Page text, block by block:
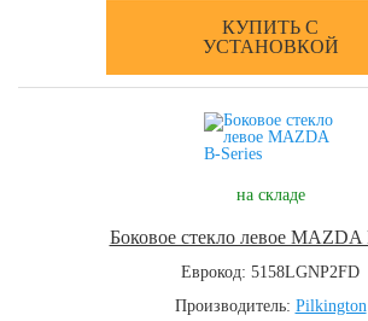
КУПИТЬ С
УСТАНОВКОЙ
на складе
Боковое стекло левое MAZDA
Еврокод: 5158LGNP2FD
Производитель: Pilkington